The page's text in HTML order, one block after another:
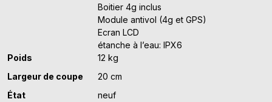
Boitier 4g inclus
Module antivol (4g et GPS)
Ecran LCD
étanche à l’eau: IPX6
Poids
12 kg
Largeur de coupe
20 cm
État
neuf